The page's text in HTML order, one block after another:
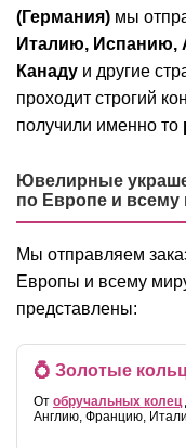
(Германия) мы
Италию,
Канаду и другие
проходит строгий
получили именно то
Ювелирные
по Европе и всему
Мы отправляем
Европы и всему
представлены:
💍 Золотые
От обручальных колец
Англию, Францию,